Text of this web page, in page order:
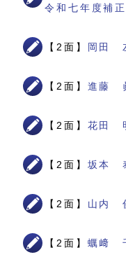
令和七年度補
【2面】 岡田
【2面】 進藤
【2面】 花田
【2面】 坂本
【2面】 山内
【2面】 蠣﨑